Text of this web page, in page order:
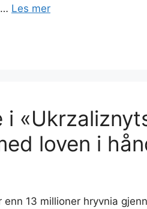
Les mer
loven i
13 millioner hryvnia